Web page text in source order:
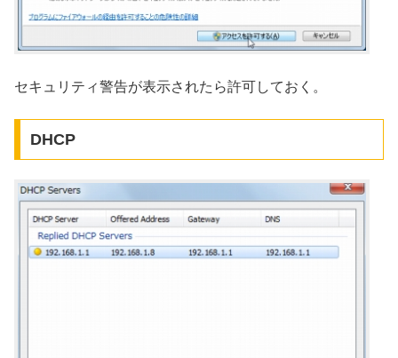
セキュリティ警告が表示されたら許可しておく。
DHCP